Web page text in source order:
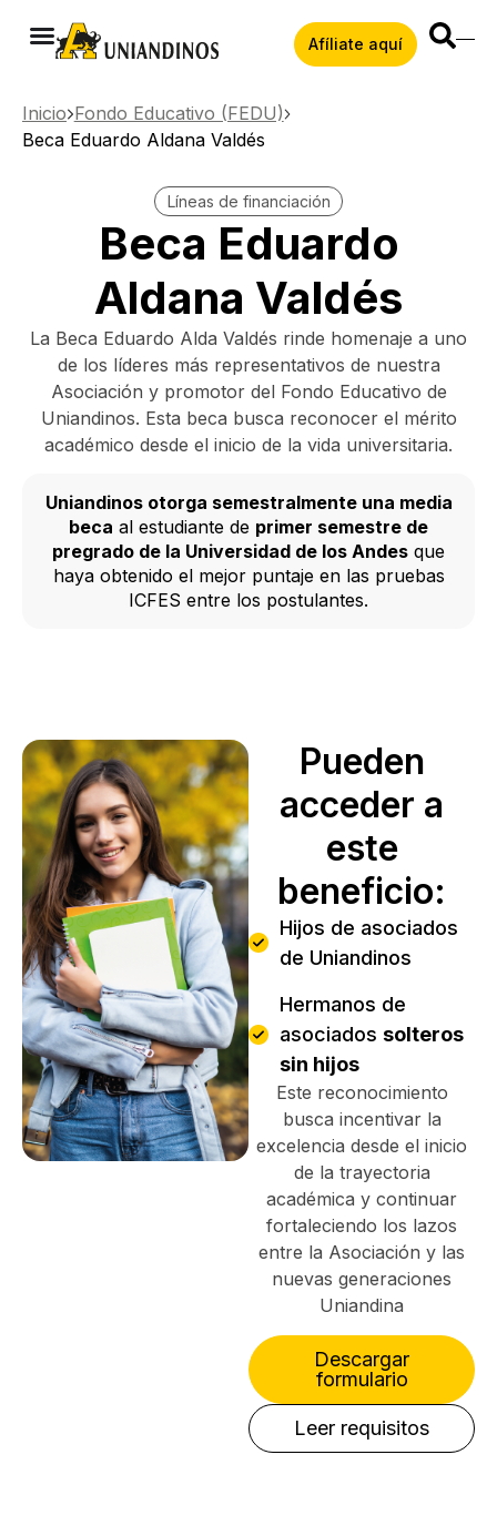
Afíliate aquí
Inicio Fondo Educativo (FEDU)
Beca Eduardo Aldana Valdés
Líneas de financiación
Beca Eduardo
Aldana Valdés
La Beca Eduardo Alda Valdés rinde homenaje a uno
de los líderes más representativos de nuestra
Asociación y promotor del Fondo Educativo de
Uniandinos. Esta beca busca reconocer el mérito
académico desde el inicio de la vida universitaria.
Uniandinos otorga semestralmente una media
beca al estudiante de primer semestre de
pregrado de la Universidad de los Andes que
haya obtenido el mejor puntaje en las pruebas
ICFES entre los postulantes.
Pueden
acceder a
este
beneficio:
Hijos de asociados
de Uniandinos
Hermanos de
asociados solteros
sin hijos
Este reconocimiento
busca incentivar la
excelencia desde el inicio
de la trayectoria
académica y continuar
fortaleciendo los lazos
entre la Asociación y las
nuevas generaciones
Uniandina
Descargar
formulario
Leer requisitos